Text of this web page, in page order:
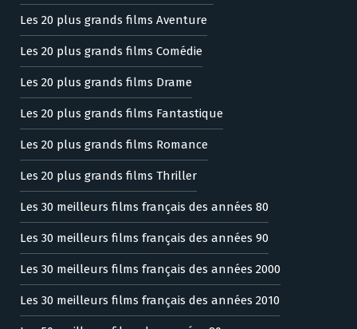
Les 20 plus grands films Aventure
Les 20 plus grands films Comédie
Les 20 plus grands films Drame
Les 20 plus grands films Fantastique
Les 20 plus grands films Romance
Les 20 plus grands films Thriller
Les 30 meilleurs films français des années 80
Les 30 meilleurs films français des années 90
Les 30 meilleurs films français des années 2000
Les 30 meilleurs films français des années 2010